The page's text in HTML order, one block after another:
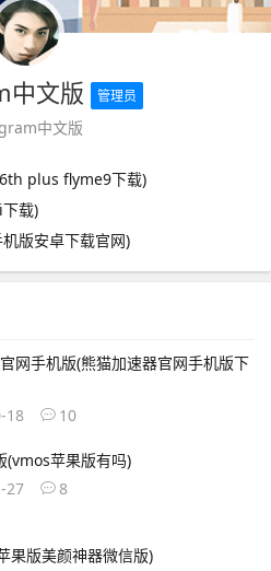
中文版 管理员
中文版
plus flyme9下载)
载)
版安卓下载官网)
网手机版(熊猫加速器官网手机版下
18
10
(vmos苹果版有吗)
27
8
果版美颜神器微信版)